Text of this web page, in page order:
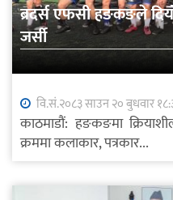
ब्रदर्स एफसी हङकङले
जर्सी
वि.सं.२०८३ साउन २० बुधवार
काठमाडौं: हङकङमा
क्रममा कलाकार, पत्रकार...